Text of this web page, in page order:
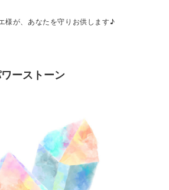
様が、あなたを守りお供します♪
ーストーン